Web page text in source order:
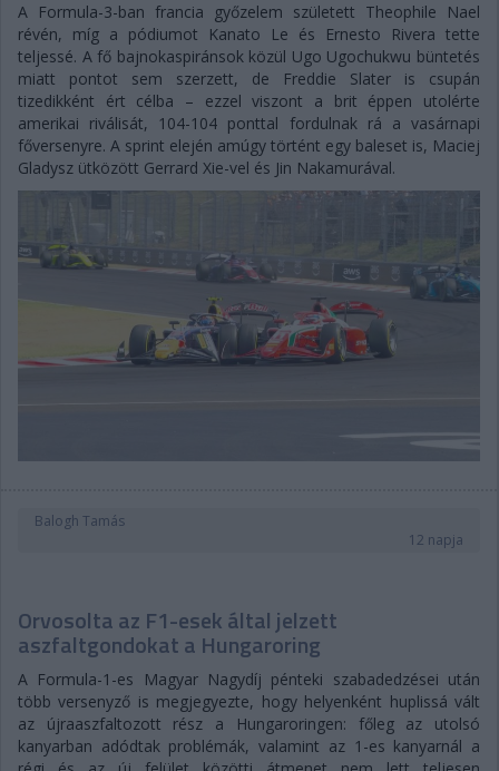
A Formula-3-ban francia győzelem született Theophile Nael
révén, míg a pódiumot Kanato Le és Ernesto Rivera tette
teljessé. A fő bajnokaspiránsok közül Ugo Ugochukwu büntetés
miatt pontot sem szerzett, de Freddie Slater is csupán
tizedikként ért célba – ezzel viszont a brit éppen utolérte
amerikai riválisát, 104-104 ponttal fordulnak rá a vasárnapi
főversenyre. A sprint elején amúgy történt egy baleset is, Maciej
Gladysz ütközött Gerrard Xie-vel és Jin Nakamurával.
Balogh Tamás
12 napja
Orvosolta az F1-esek által jelzett
aszfaltgondokat a Hungaroring
A Formula-1-es Magyar Nagydíj pénteki szabadedzései után
több versenyző is megjegyezte, hogy helyenként huplissá vált
az újraaszfaltozott rész a Hungaroringen: főleg az utolsó
kanyarban adódtak problémák, valamint az 1-es kanyarnál a